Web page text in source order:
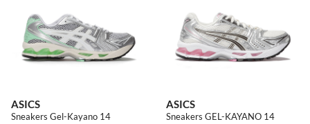
ASICS
Sneakers Gel-Kayano 14
ASICS
Sneakers GEL-KAYANO 14